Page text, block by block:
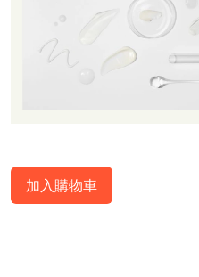
加入購物車